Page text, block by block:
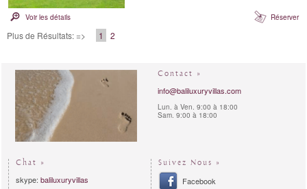
distingue par son architecture tropicale
contemporaine, ses espaces de vie ouverts
Voir les détails Réserver
Plus de Résultats: => 1 2
Contact »
info@baliluxuryvillas.com
Lun. à Ven. 9:00 à 18:00
Sam. 9:00 à 18:00
Chat »
skype: baliluxuryvillas
Suivez Nous »
Facebook